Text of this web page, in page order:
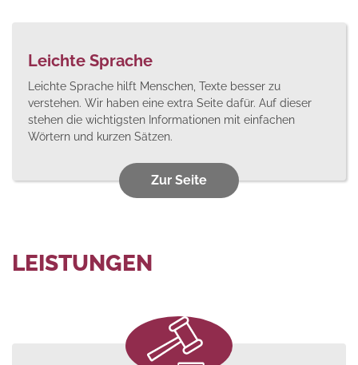
Leichte Sprache
Leichte Sprache hilft Menschen, Texte besser zu
verstehen. Wir haben eine extra Seite dafür. Auf dieser
stehen die wichtigsten Informationen mit einfachen
Wörtern und kurzen Sätzen.
Zur Seite
LEISTUNGEN